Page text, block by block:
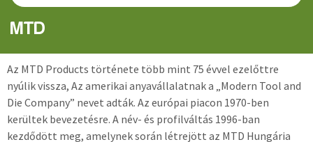
MTD
Az MTD Products története több mint 75 évvel ezelőttre
nyúlik vissza, Az amerikai anyavállalatnak a „Modern Tool and
Die Company” nevet adták. Az európai piacon 1970-ben
kerültek bevezetésre. A név- és profilváltás 1996-ban
kezdődött meg, amelynek során létrejött az MTD Hungária